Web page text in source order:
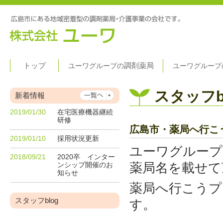
トップ ユーワグループの調剤薬局 ユーワグループ
新着情報
2019/01/30
在宅医療機器継続
研修
2019/01/10 採用状況更新
2018/09/21
2020卒 インター
ンシップ開催のお
知らせ
スタッフblog
スタッフ
広島市・薬局へ行
ユーワグルー
薬局名を載せ
薬局へ行こう
す。